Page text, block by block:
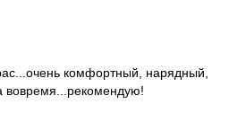
комфортный, нарядный,
вовремя...рекомендую!